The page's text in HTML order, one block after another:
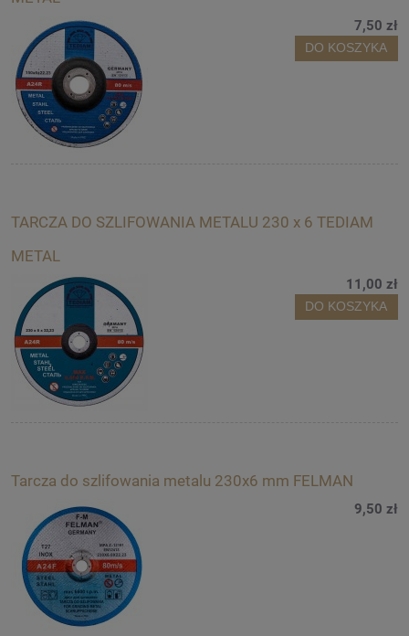
7,50 zł
DO KOSZYKA
TARCZA DO SZLIFOWANIA METALU 230 x 6 TEDIAM
METAL
11,00 zł
DO KOSZYKA
Tarcza do szlifowania metalu 230x6 mm FELMAN
9,50 zł